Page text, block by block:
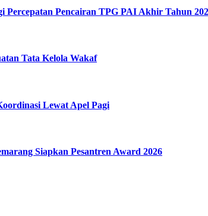
Percepatan Pencairan TPG PAI Akhir Tahun
Tata Kelola Wakaf
Lewat Apel Pagi
Siapkan Pesantren Award 2026